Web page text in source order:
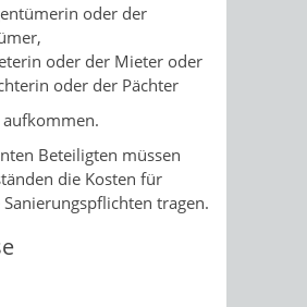
oder der
oder der Mieter oder
oder der Pächter
Beteiligten müssen
die Kosten für
tragen.